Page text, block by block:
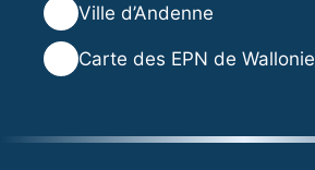
Ville d’Andenne
Carte des EPN de Wallonie